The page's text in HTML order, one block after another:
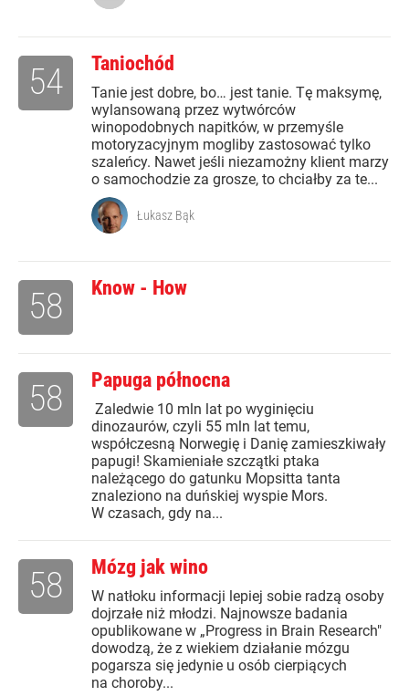
Taniochód
Tanie jest dobre, bo… jest tanie. Tę maksymę,
wylansowaną przez wytwórców
winopodobnych napitków, w przemyśle
motoryzacyjnym mogliby zastosować tylko
szaleńcy. Nawet jeśli niezamożny klient marzy
o samochodzie za grosze, to chciałby za te...
54
Łukasz Bąk
Know - How
58
Papuga północna
Zaledwie 10 mln lat po wyginięciu
dinozaurów, czyli 55 mln lat temu,
współczesną Norwegię i Danię zamieszkiwały
papugi! Skamieniałe szczątki ptaka
należącego do gatunku Mopsitta tanta
znaleziono na duńskiej wyspie Mors.
W czasach, gdy na...
58
Mózg jak wino
W natłoku informacji lepiej sobie radzą osoby
dojrzałe niż młodzi. Najnowsze badania
opublikowane w „Progress in Brain Research"
dowodzą, że z wiekiem działanie mózgu
pogarsza się jedynie u osób cierpiących
na choroby...
58